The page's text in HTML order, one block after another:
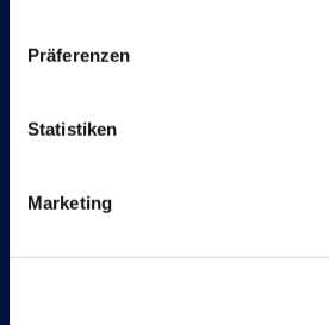
Präferenzen
Statistiken
Marketing
Finden Sie einen Dynamics-